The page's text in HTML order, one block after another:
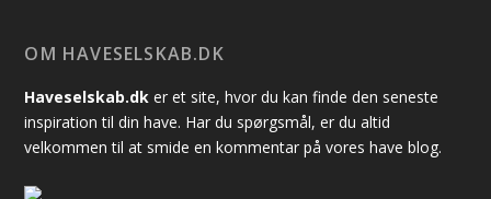
OM HAVESELSKAB.DK
Haveselskab.dk er et site, hvor du kan finde den seneste
inspiration til din have. Har du spørgsmål, er du altid
velkommen til at smide en kommentar på vores have blog.